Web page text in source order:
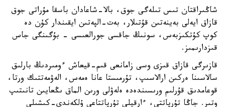
شاڭىراقتان تىس تىلەگى جوق، بالا-شاعادان باسقا مۇراتى جوق
قازاق ايەلى بەينەتىن قۇتىلار، بەت-الپەتىن ايقىندار كۇن دە
كوپ كۇتكىزبەس، سونىڭ جاقسى جورالعىسى - بۇگىنگى جاس
قىزدارىمىز.
قازىرگى قازاق قىزى وسى زامانعى قىم-قيعاش ءومىردىڭ بارلىق
سالاسىنا ەركىن ارالاسىپ، تۇرمىستا عانا ەمەس، الەۋمەتتىك ورتا،
قوعامدىق قۇرلىم ورىسىندەدە ەلەۋلى ورىن الماق ىڭعايىن تانىتىپ
وتىر. جاڭا تۇرپاتتى، ءارقيلى تۇرپاتتاعى ۇلكەندى-كىشىلى